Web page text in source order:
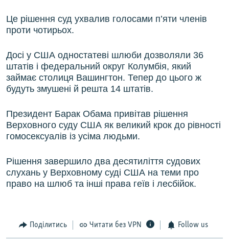
Це рішення суд ухвалив голосами п’яти членів
проти чотирьох.
Досі у США одностатеві шлюби дозволяли 36
штатів і федеральний округ Колумбія, який
займає столиця Вашингтон. Тепер до цього ж
будуть змушені й решта 14 штатів.
Президент Барак Обама привітав рішення
Верховного суду США як великий крок до рівності
гомосексуалів із усіма людьми.
Рішення завершило два десятиліття судових
слухань у Верховному суді США на теми про
право на шлюб та інші права геїв і лесбійок.
Поділитись Читати без VPN Follow us